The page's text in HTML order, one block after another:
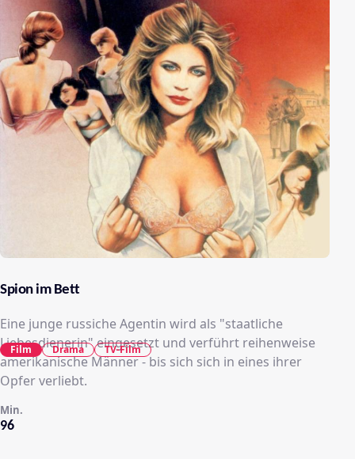
Spion im Bett
Eine junge russiche Agentin wird als "staatliche
Liebesdienerin" eingesetzt und verführt reihenweise
amerikanische Männer - bis sich sich in eines ihrer
Opfer verliebt.
96
Min.
Film Drama TV-Film